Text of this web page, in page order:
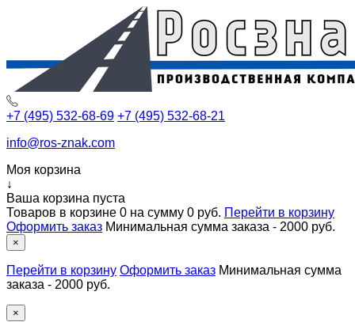
+7 (495) 532-68-69 +7 (495) 532-68-21
info@ros-znak.com
Моя корзина
↓
Ваша корзина пуста
Товаров в корзине 0 на сумму 0 руб. Перейти в корзину
Оформить заказ Минимальная сумма заказа - 2000 руб.
×
Перейти в корзину Оформить заказ Минимальная сумма
заказа - 2000 руб.
×